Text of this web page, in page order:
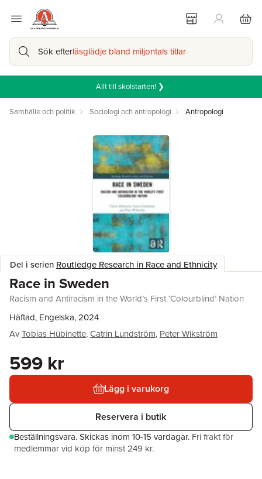
Sök efterläsglädje bland miljontals titlar
Allt till skolstarten! ❯
Samhälle och politik Sociologi och antropologi Antropologi
Del i serien Routledge Research in Race and Ethnicity
Race in Sweden
Racism and Antiracism in the World’s First ‘Colourblind’ Nation
Häftad, Engelska, 2024
AvTobias Hübinette,Catrin Lundström, Peter Wikström
599 kr
Lägg i varukorg
Reservera i butik
Beställningsvara.Skickas inom 10-15 vardagar. Fri frakt för
medlemmar vid köp för minst 249 kr.